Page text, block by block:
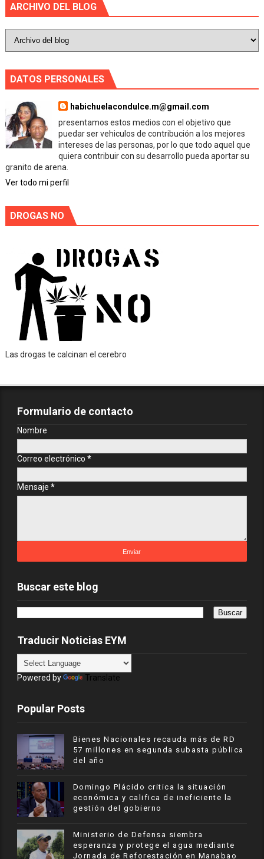
ARCHIVO DEL BLOG
DATOS PERSONALES
habichuelacondulce.m@gmail.com
presentamos estos medios con el objetivo que
puedar ser vehiculos de contribución a los mejores
intereses de las personas, por lo que todo aquel que
quiera contribuir con su desarrollo pueda aportar su
granito de arena.
Ver todo mi perfil
DROGAS NO
Las drogas te calcinan el cerebro
Formulario de contacto
Nombre
Correo electrónico *
Mensaje *
Buscar este blog
Traducir Noticias EYM
Powered by Translate
Popular Posts
Bienes Nacionales recauda más de RD
57 millones en segunda subasta pública
del año
​Domingo Plácido critica la situación
económica y califica de ineficiente la
gestión del gobierno
Ministerio de Defensa siembra
esperanza y protege el agua mediante
Jornada de Reforestación en Manabao